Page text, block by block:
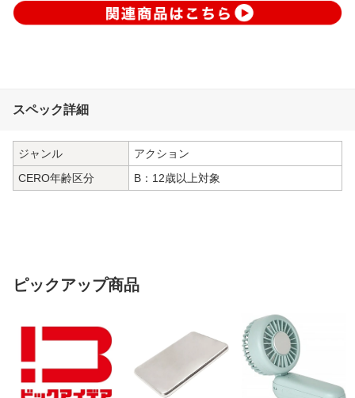
スペック詳細
ジャンル
アクション
CERO年齢区分
B：12歳以上対象
ピックアップ商品